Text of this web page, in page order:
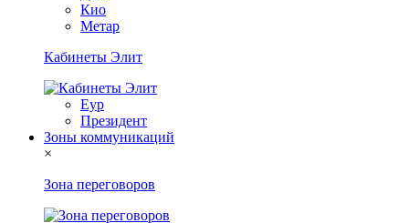
Кио
Метар
Кабинеты Элит
Еур
Президент
Зоны коммуникаций
×
Зона переговоров